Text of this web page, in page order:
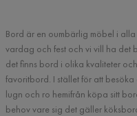
Bord är en oumbärlig möbel i alla
vardag och fest och vi vill ha det
det finns bord i olika kvaliteter
favoritbord. I stället för att
lugn och ro hemifrån köpa sitt
behov vare sig det gäller